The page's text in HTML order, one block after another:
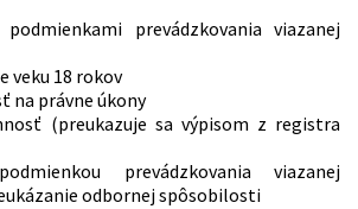
podmienkami prevádzkovania viazanej
veku 18 rokov
na právne úkony
(preukazuje sa výpisom z registra
prevádzkovania viazanej
odbornej spôsobilosti